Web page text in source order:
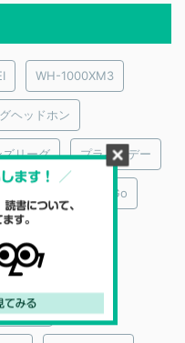
WH-1000XM3
ヘッドホン
リーグ プライムデー
メンタリストDaiGo
大泉洋
てみた